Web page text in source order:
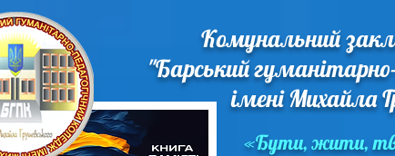
Комунальний
"Барський
імені Михайла
«Бути, жити,